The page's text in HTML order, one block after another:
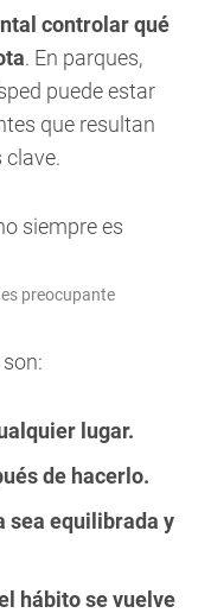
controlar qué
. En parques,
puede estar
que resultan
clave.
preocupante
lugar.
de hacerlo.
sea equilibrada y
hábito se vuelve